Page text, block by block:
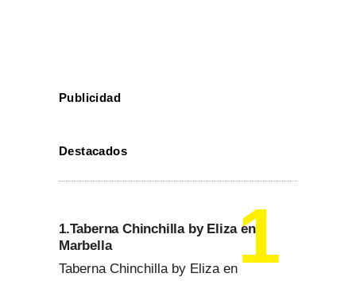
Publicidad
Destacados
1.Taberna Chinchilla by Eliza en
Marbella
Taberna Chinchilla by Eliza en